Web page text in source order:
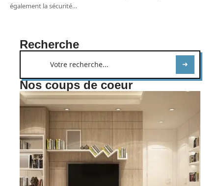
également la sécurité…
Recherche
Nos coups de coeur